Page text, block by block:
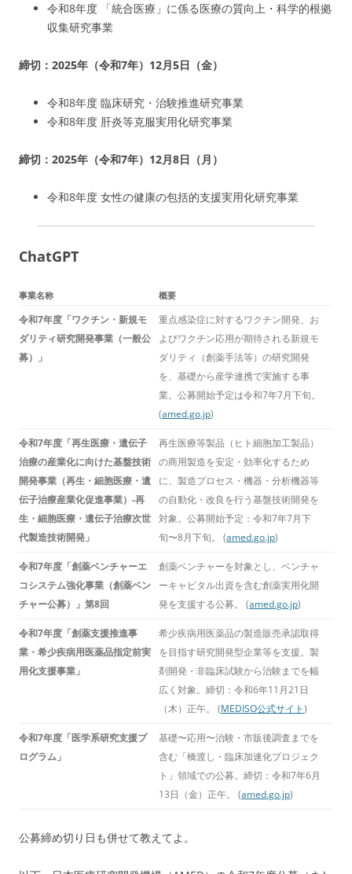
令和8年度 「統合医療」に係る医療の質向上・科学的根拠
収集研究事業
締切：2025年（令和7年）12月5日（金）
令和8年度 臨床研究・治験推進研究事業
令和8年度 肝炎等克服実用化研究事業
締切：2025年（令和7年）12月8日（月）
令和8年度 女性の健康の包括的支援実用化研究事業
ChatGPT
事業名称 概要
令和7年度「ワクチン・新規モ
ダリティ研究開発事業（一般公
募）」
重点感染症に対するワクチン開発、お
よびワクチン応用が期待される新規モ
ダリティ（創薬手法等）の研究開発
を、基礎から産学連携で実施する事
業。公募開始予定は令和7年7月下旬。
(amed.go.jp)
令和7年度「再生医療・遺伝子
治療の産業化に向けた基盤技術
開発事業（再生・細胞医療・遺
伝子治療産業化促進事業）-再
生・細胞医療・遺伝子治療次世
代製造技術開発」
再生医療等製品（ヒト細胞加工製品）
の商用製造を安定・効率化するため
に、製造プロセス・機器・分析機器等
の自動化・改良を行う基盤技術開発を
対象。公募開始予定：令和7年7月下
旬〜8月下旬。 (amed.go.jp)
令和7年度「創薬ベンチャーエ
コシステム強化事業（創薬ベン
チャー公募）」第8回
創薬ベンチャーを対象とし、ベンチャ
ーキャピタル出資を含む創薬実用化開
発を支援する公募。 (amed.go.jp)
令和7年度「創薬支援推進事
業・希少疾病用医薬品指定前実
用化支援事業」
希少疾病用医薬品の製造販売承認取得
を目指す研究開発型企業等を支援。製
剤開発・非臨床試験から治験までを幅
広く対象。締切：令和6年11月21日
（木）正午。 (MEDISO公式サイト)
令和7年度「医学系研究支援プ
ログラム」
基礎〜応用〜治験・市販後調査までを
含む「橋渡し・臨床加速化プロジェク
ト」領域での公募。締切：令和7年6月
13日（金）正午。 (amed.go.jp)
公募締め切り日も併せて教えてよ。